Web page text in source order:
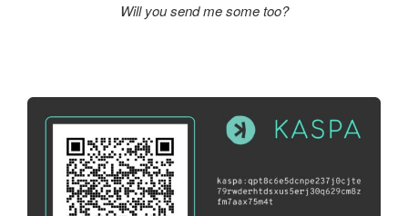
Will you send me some too?